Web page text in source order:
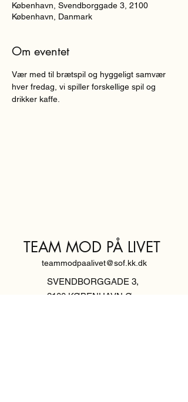
København, Svendborggade 3, 2100
København, Danmark
Om eventet
Vær med til brætspil og hyggeligt samvær
hver fredag, vi spiller forskellige spil og
drikker kaffe.
TEAM MOD PÅ LIVET
teammodpaalivet@sof.kk.dk
SVENDBORGGADE 3,
2100 KØBENHAVN Ø